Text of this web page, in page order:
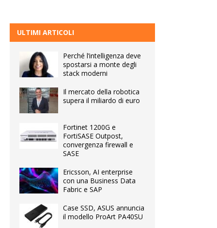
ULTIMI ARTICOLI
Perché l’intelligenza deve
spostarsi a monte degli
stack moderni
Il mercato della robotica
supera il miliardo di euro
Fortinet 1200G e
FortiSASE Outpost,
convergenza firewall e
SASE
Ericsson, AI enterprise
con una Business Data
Fabric e SAP
Case SSD, ASUS annuncia
il modello ProArt PA40SU